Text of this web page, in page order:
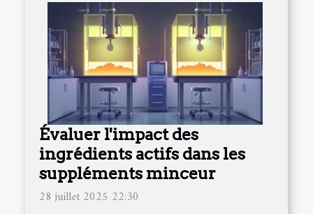
Évaluer l'impact des
ingrédients actifs dans les
suppléments minceur
28 juillet 2025 22:30